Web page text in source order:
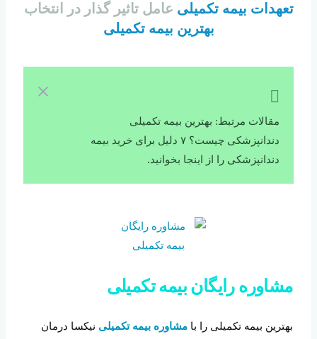
تعهدات بیمه تکمیلی عامل تاثیر گذار در انتخاب
بهترین بیمه تکمیلی
مقالات مرتبط: بهترین بیمه تکمیلی
دندانپزشکی چیست؟ ۷ دلیل برای خرید بیمه
دندانپزشکی را از اینجا بخوانید.
مشاوره رایگان بیمه تکمیلی
بهترین بیمه تکمیلی را بامشاوره بیمه تکمیلی نیکسا درمان